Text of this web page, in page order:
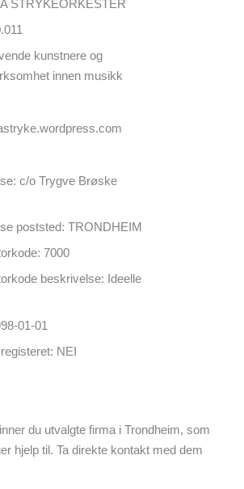
STRYKEORKESTER
kunstnere og
innen musikk
c/o Trygve Brøske
poststed: TRONDHEIM
7000
beskrivelse: Ideelle
01-01
NEI
du utvalgte firma i Trondheim, som
hjelp til. Ta direkte kontakt med dem